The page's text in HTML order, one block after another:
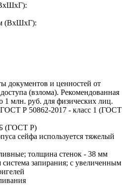
(ВхШхГ):
документов и ценностей от
(взлома). Рекомендованная
1 млн. руб. для физических лиц.
ГОСТ Р 50862-2017 - класс 1 (ГОСТ
(ГОСТ Р)
сейфа используется тяжелый
толщина стенок - 38 мм
система запирания; с увеличенным